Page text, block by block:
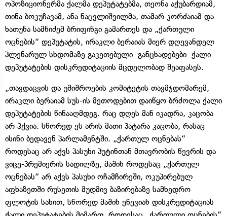
ოპოზიციონერმა ქალმა დეპუტატებმა, თეონა აქუბარდიამ,
თინა ბოკუჩავამ, ანა ნაცვლიშვილმა, თამარ კორძაიამ და
ხათუნა სამნიძემ ბრიფინგი გამართეს და „ქართული
ოცნების“ დეპუტატის, ირაკლი ბერაიას მიერ დღევანდელ
პლენარულ სხდომაზე გაკეთებული განცხადებები ქალი
დეპუტატების დისკრედიტაციის მცდელობად შეაფასეს.
„თავდაცვის და უშიშროების კომიტეტის თავმჯდომარემ,
ირაკლი ბერაიამ სუს-ის მეთოდებით დაიწყო ბრძოლა ქალი
დეპუტატების წინააღმდეგ. რაც დღეს მან იკადრა, კაცობა
არ ჰქვია. სწორედ ეს არის მათი პატარა კაცობა, რასაც
ისინი ბედავენ პარლამენტში. „ქართულ ოცნებას“
როდესაც არ აქვს პასუხი პუტინთან მთავრობის წევრის და
ვიცე-პრემიერის სადილზე, მაშინ როდესაც „ქართულ
ოცნებას“ არ აქვს პასუხი ოჩამჩირეში, ოკუპირებულ
აფხაზეთში რუსეთის მუდმივ ბაზირებაზე სამხედრო
ფლოტის სახით, სწორედ მაშინ ეწევიან დისკრედიტაციას